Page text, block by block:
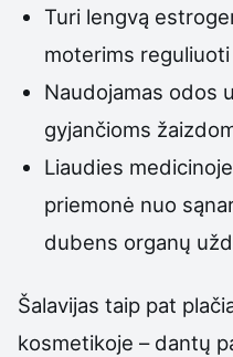
Turi lengvą
moterims
Naudojamas odos
gyjančioms
Liaudies
priemonė nuo
dubens organų
Šalavijas taip pat
kosmetikoje – dantų